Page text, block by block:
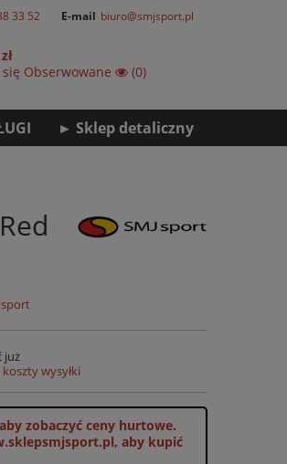
33 52 E-mail biuro@smjsport.pl
Obserwowane (0)
► Sklep detaliczny
sport
już
wysyłki
zobaczyć ceny hurtowe.
aby kupić